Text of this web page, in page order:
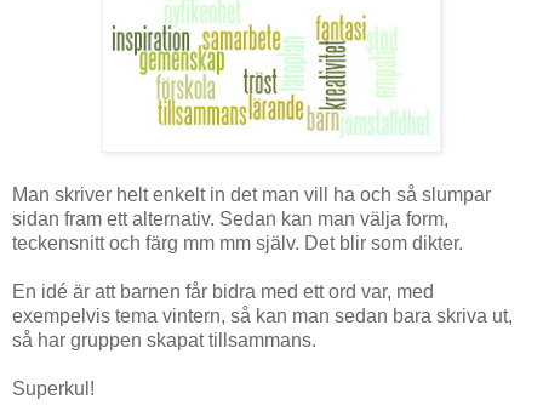
Man skriver helt enkelt in det man vill ha och så slumpar
sidan fram ett alternativ. Sedan kan man välja form,
teckensnitt och färg mm mm själv. Det blir som dikter.
En idé är att barnen får bidra med ett ord var, med
exempelvis tema vintern, så kan man sedan bara skriva ut,
så har gruppen skapat tillsammans.
Superkul!